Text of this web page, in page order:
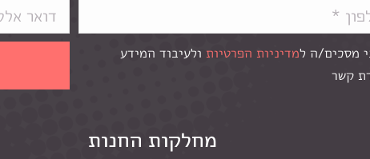
מסכים/ה למדיניות הפרטיות ולעיבוד המידע
קשר
מחלקות החנות